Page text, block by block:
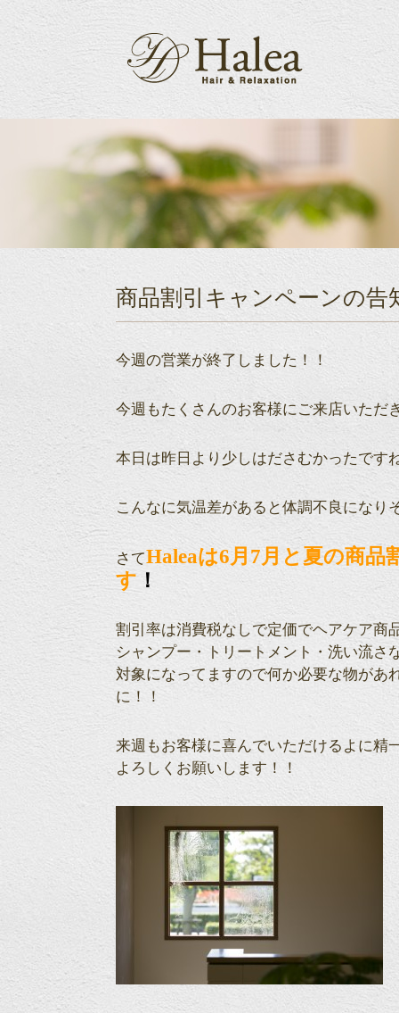
商品割引キャンペーンの告
今週の営業が終了しました！！
今週もたくさんのお客様にご来店いただ
本日は昨日より少しはださむかったです
こんなに気温差があると体調不良になり
さてHaleaは6月7月と夏の商
す ！
割引率は消費税なしで定価でヘアケア
シャンプー・トリートメント・洗い流さ
対象になってますので何か必要な物があ
に！！
来週もお客様に喜んでいただけるよに精
よろしくお願いします！！